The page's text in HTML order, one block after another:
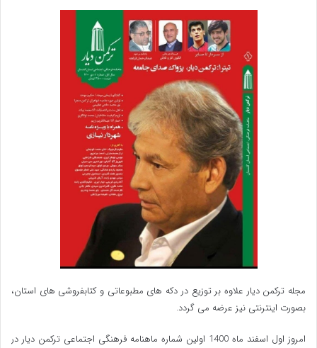
مجله ترکمن دیار علاوه بر توزیع در دکه های مطبوعاتی و کتابفروشی های استان،
بصورت اینترنتی نیز عرضه می گردد.‌
امروز اول اسفند ماه 1400 اولین شماره ماهنامه فرهنگی اجتماعی ترکمن دیار در